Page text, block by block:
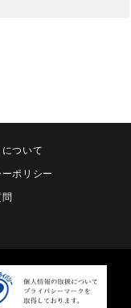
ついて
ポリシー